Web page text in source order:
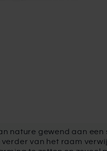
nature gewend aan
van het raam